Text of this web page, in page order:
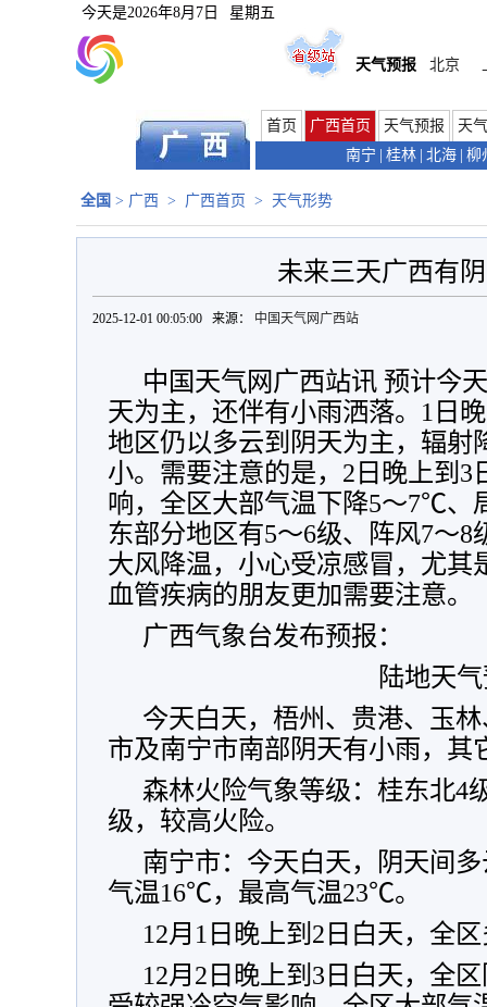
今天是2026年8月7日 星期五
天气预报 北京
首页 广西首页 天气预报
天
南宁
桂林 北海 柳
全国 > 广西 > 广西首页 > 天气形势
未来三天广西有
2025-12-01 00:05:00 来源： 中国天气网广西站
中国天气网广西站讯 预计今
天为主，还伴有小雨洒落。1日
地区仍以多云到阴天为主，辐射
小。需要注意的是，2日晚上到3
响，全区大部气温下降5～7℃
东部分地区有5～6级、阵风7～
大风降温，小心受凉感冒，尤其
血管疾病的朋友更加需要注意。
广西气象台发布预报：
陆地天
今天白天，梧州、贵港、玉
市及南宁市南部阴天有小雨，其
森林火险气象等级：桂东北4
级，较高火险。
南宁市：今天白天，阴天间
气温16℃，最高气温23℃。
12月1日晚上到2日白天，全
12月2日晚上到3日白天，全